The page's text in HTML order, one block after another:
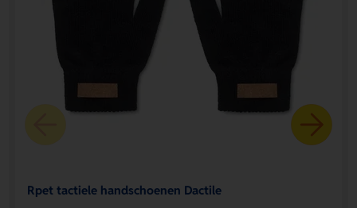
Rpet tactiele handschoenen Dactile